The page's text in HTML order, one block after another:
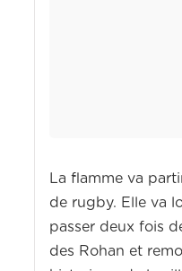
La flamme va
de rugby. Elle va
passer deux fois
des Rohan et